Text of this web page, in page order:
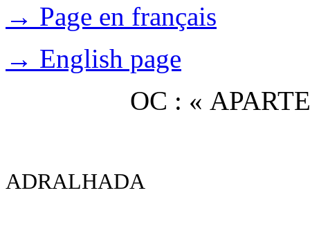
→ Page en français
→ English page
OC : «
ADRALHADA